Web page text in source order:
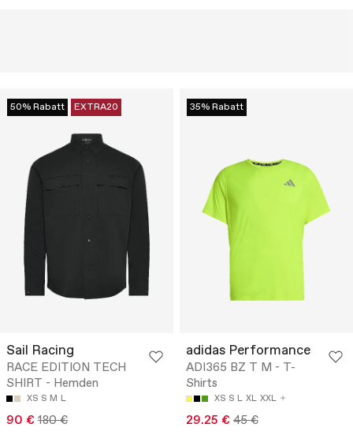
50% Rabatt EXTRA20
Sail Racing
RACE EDITION TECH
SHIRT - Hemden
XS S M L
90 € 180 €
35% Rabatt
adidas Performance
ADI365 BZ T M - T-
Shirts
XS S L XL XXL
29.25 € 45 €